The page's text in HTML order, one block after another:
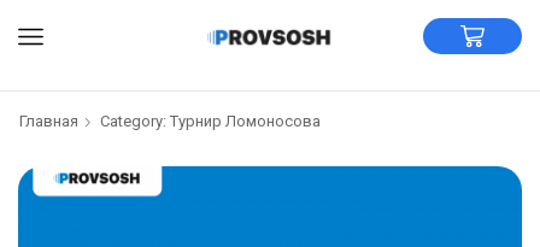
Главная Category: Турнир Ломоносова